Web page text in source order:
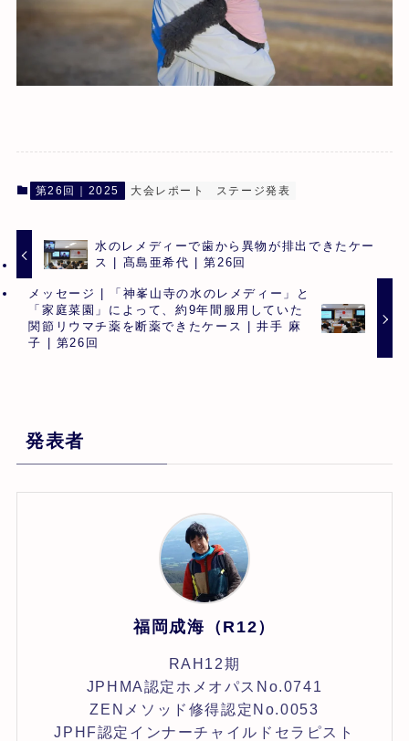
第26回｜2025 大会レポート ステージ発表
水のレメディーで歯から異物が排出できたケー
ス | 髙島亜希代 | 第26回
メッセージ | 「神峯山寺の水のレメディー」と
「家庭菜園」によって、約9年間服用していた
関節リウマチ薬を断薬できたケース | 井手 麻
子 | 第26回
発表者
福岡成海（R12）
RAH12期
JPHMA認定ホメオパスNo.0741
ZENメソッド修得認定No.0053
JPHF認定インナーチャイルドセラピスト